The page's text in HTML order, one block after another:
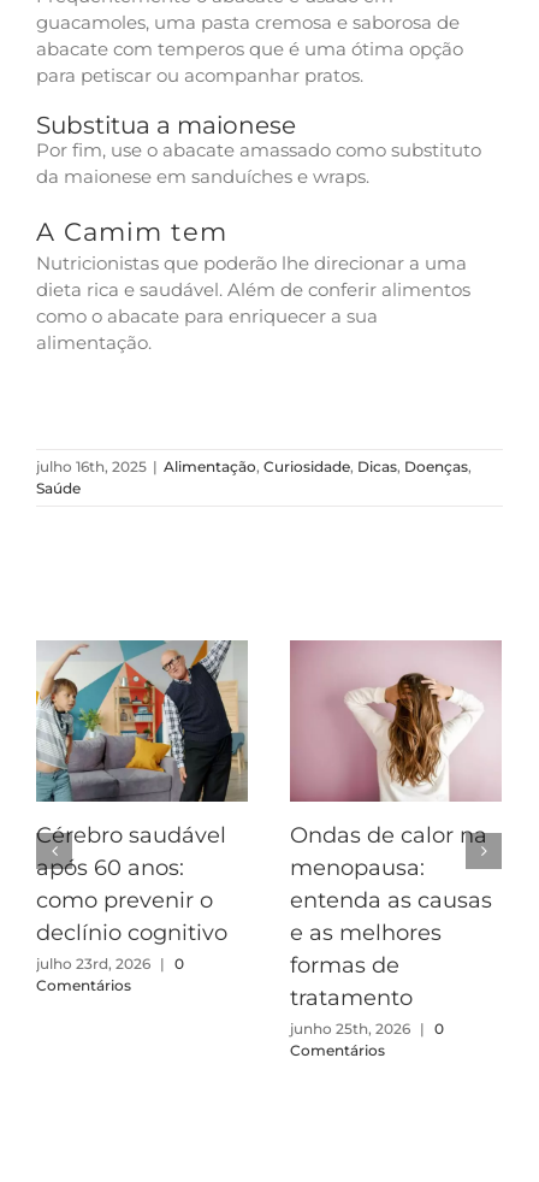
guacamoles, uma pasta cremosa e saborosa de
abacate com temperos que é uma ótima opção
para petiscar ou acompanhar pratos.
Substitua a maionese
Por fim, use o abacate amassado como substituto
da maionese em sanduíches e wraps.
A Camim tem
Nutricionistas que poderão lhe direcionar a uma
dieta rica e saudável. Além de conferir alimentos
como o abacate para enriquecer a sua
alimentação.
julho 16th, 2025 | Alimentação, Curiosidade, Dicas, Doenças,
Saúde
Cérebro saudável
após 60 anos:
como prevenir o
declínio cognitivo
julho 23rd, 2026 | 0
Comentários
Ondas de calor na
menopausa:
entenda as causas
e as melhores
formas de
tratamento
junho 25th, 2026 | 0
Comentários